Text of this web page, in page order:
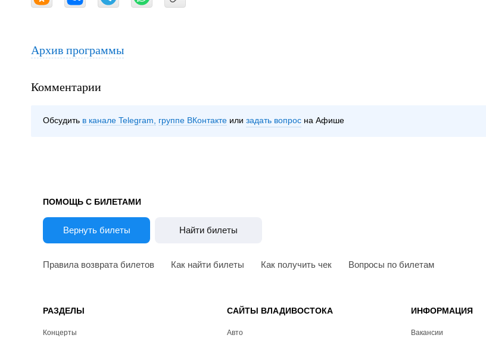
Архив программы
Комментарии
Обсудить в канале Telegram группе ВКонтакте задать вопрос на Афише
ПОМОЩЬ С БИЛЕТАМИ
Вернуть билеты Найти билеты
Правила возврата билетов Как найти билеты Как получить чек Вопросы по билетам
РАЗДЕЛЫ
Концерты
САЙТЫ ВЛАДИВОСТОКА
Авто
ИНФОРМАЦИЯ
Вакансии